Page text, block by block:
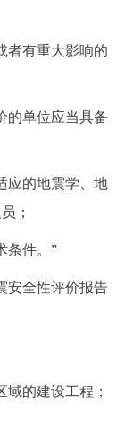
有重大影响的
单位应当具备
的地震学、地
；
件。”
全性评价报告
的建设工程；